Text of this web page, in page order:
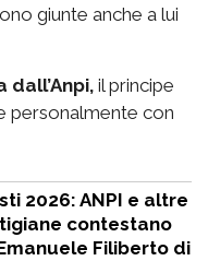
giunte anche a lui
dall’Anpi, il principe
personalmente con
2026: ANPI e altre
contestano
Filiberto di